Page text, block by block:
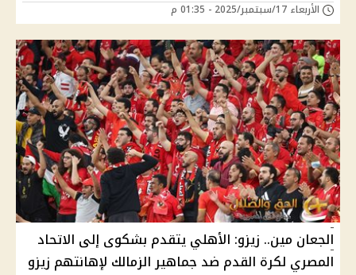
الأربعاء 17/سبتمبر/2025 - 01:35 م
الجعان مين.. زيزو: الأهلي يتقدم بشكوى إلى الاتحاد
المصري لكرة القدم ضد جماهير الزمالك لإهانتهم زيزو